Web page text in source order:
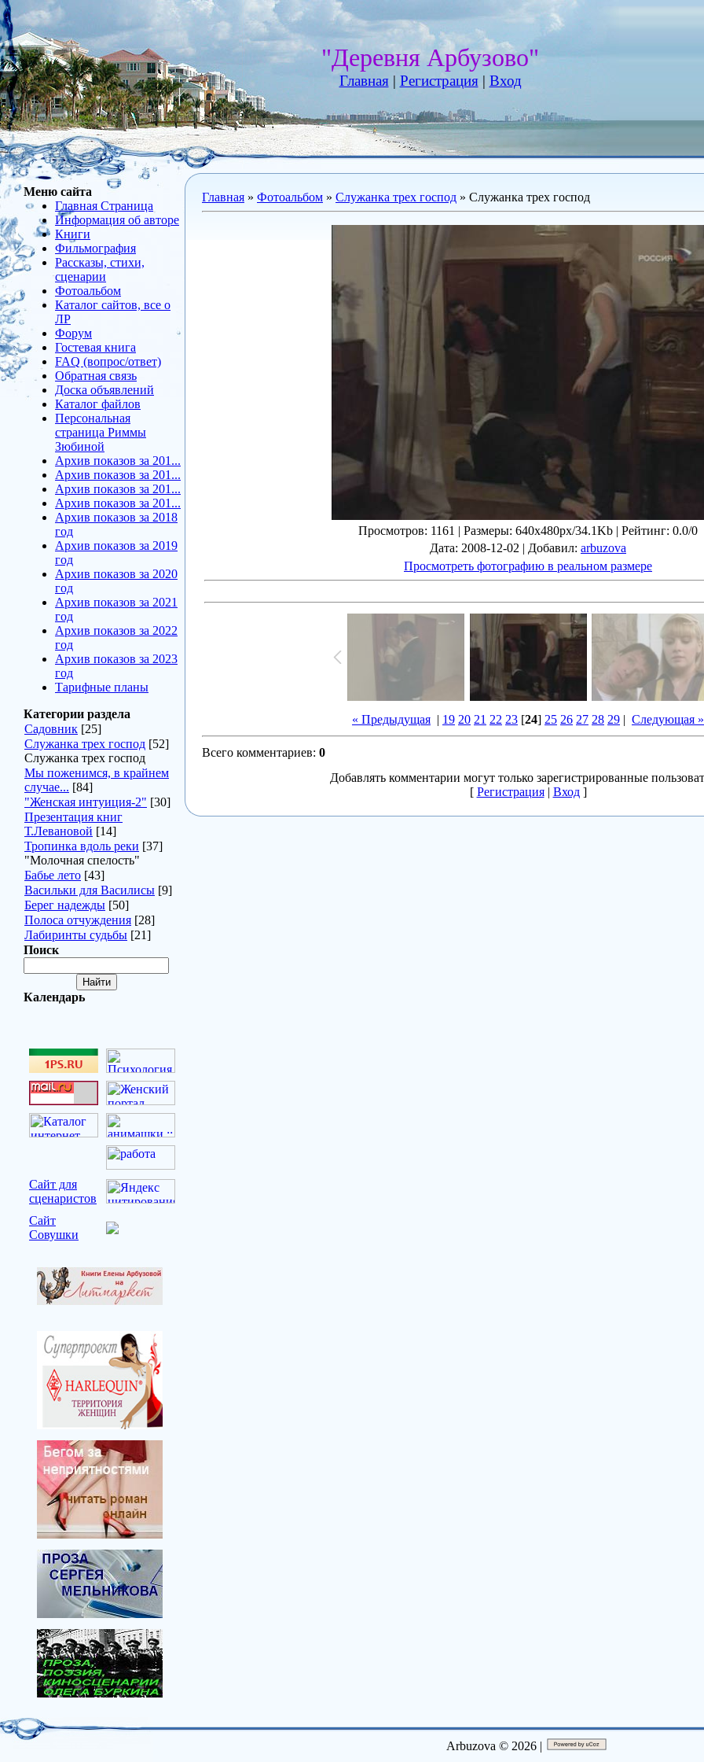
"Деревня Арбузово"
Главная| Регистрация| Вход
Меню сайта
Главная Страница
Информация об авторе
Книги
Фильмография
Рассказы, стихи,
сценарии
Фотоальбом
Каталог сайтов, все о
ЛР
Форум
Гостевая книга
FAQ (вопрос/ответ)
Обратная связь
Доска объявлений
Каталог файлов
Персональная
страница Риммы
Зюбиной
Архив показов за 201...
Архив показов за 201...
Архив показов за 201...
Архив показов за 201...
Архив показов за 2018
год
Архив показов за 2019
год
Архив показов за 2020
год
Архив показов за 2021
год
Архив показов за 2022
год
Архив показов за 2023
год
Тарифные планы
Категории раздела
Садовник [25]
Служанка трех господ [52]
Служанка трех господ
Мы поженимся, в крайнем
случае... [84]
"Женская интуиция-2" [30]
Презентация книг
Т.Левановой [14]
Тропинка вдоль реки [37]
"Молочная спелость"
Бабье лето [43]
Васильки для Василисы [9]
Берег надежды [50]
Полоса отчуждения [28]
Лабиринты судьбы [21]
Поиск
Календарь
Сайт для
сценаристов
Сайт
Совушки
Главная » Фотоальбом » Служанка трех господ » Служанка трех господ
Просмотров: 1161 | Размеры: 640x480px/34.1Kb | Рейтинг: 0.0/0
Дата: 2008-12-02 | Добавил: arbuzova
Просмотреть фотографию в реальном размере
« Предыдущая | 19 20 21 22 23 [24] 25 26 27 28 29 | Следующая »
Всего комментариев: 0
Добавлять комментарии могут только зарегистрированные
[ Регистрация| Вход]
Arbuzova © 2026 |